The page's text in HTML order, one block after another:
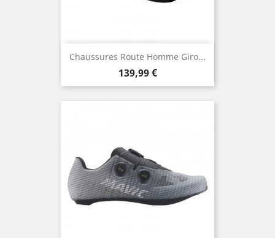
Chaussures Route Homme Giro...
Prix
139,99 €